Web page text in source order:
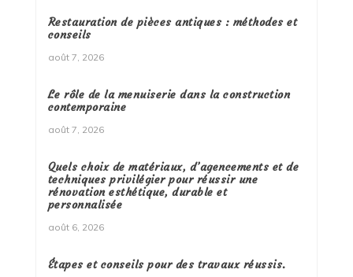
Restauration de pièces antiques : méthodes et
conseils
août 7, 2026
Le rôle de la menuiserie dans la construction
contemporaine
août 7, 2026
Quels choix de matériaux, d’agencements et de
techniques privilégier pour réussir une
rénovation esthétique, durable et
personnalisée
août 6, 2026
Étapes et conseils pour des travaux réussis.